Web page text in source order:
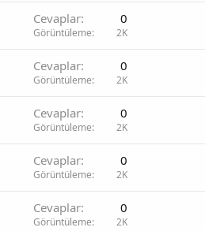
Cevaplar 0
Görüntüleme 2K
Cevaplar 0
Görüntüleme 2K
Cevaplar 0
Görüntüleme 2K
Cevaplar 0
Görüntüleme 2K
Cevaplar 0
Görüntüleme 2K